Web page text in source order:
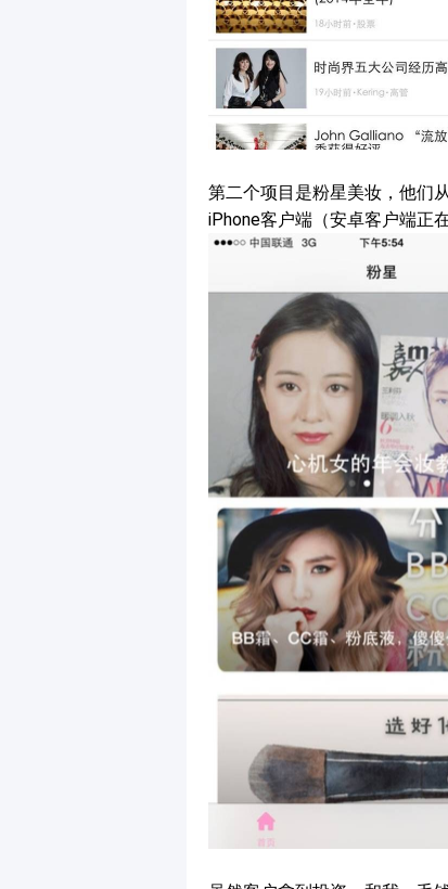
第二个项目是粉星美妆，他们
iPhone客户端（安卓客户端正